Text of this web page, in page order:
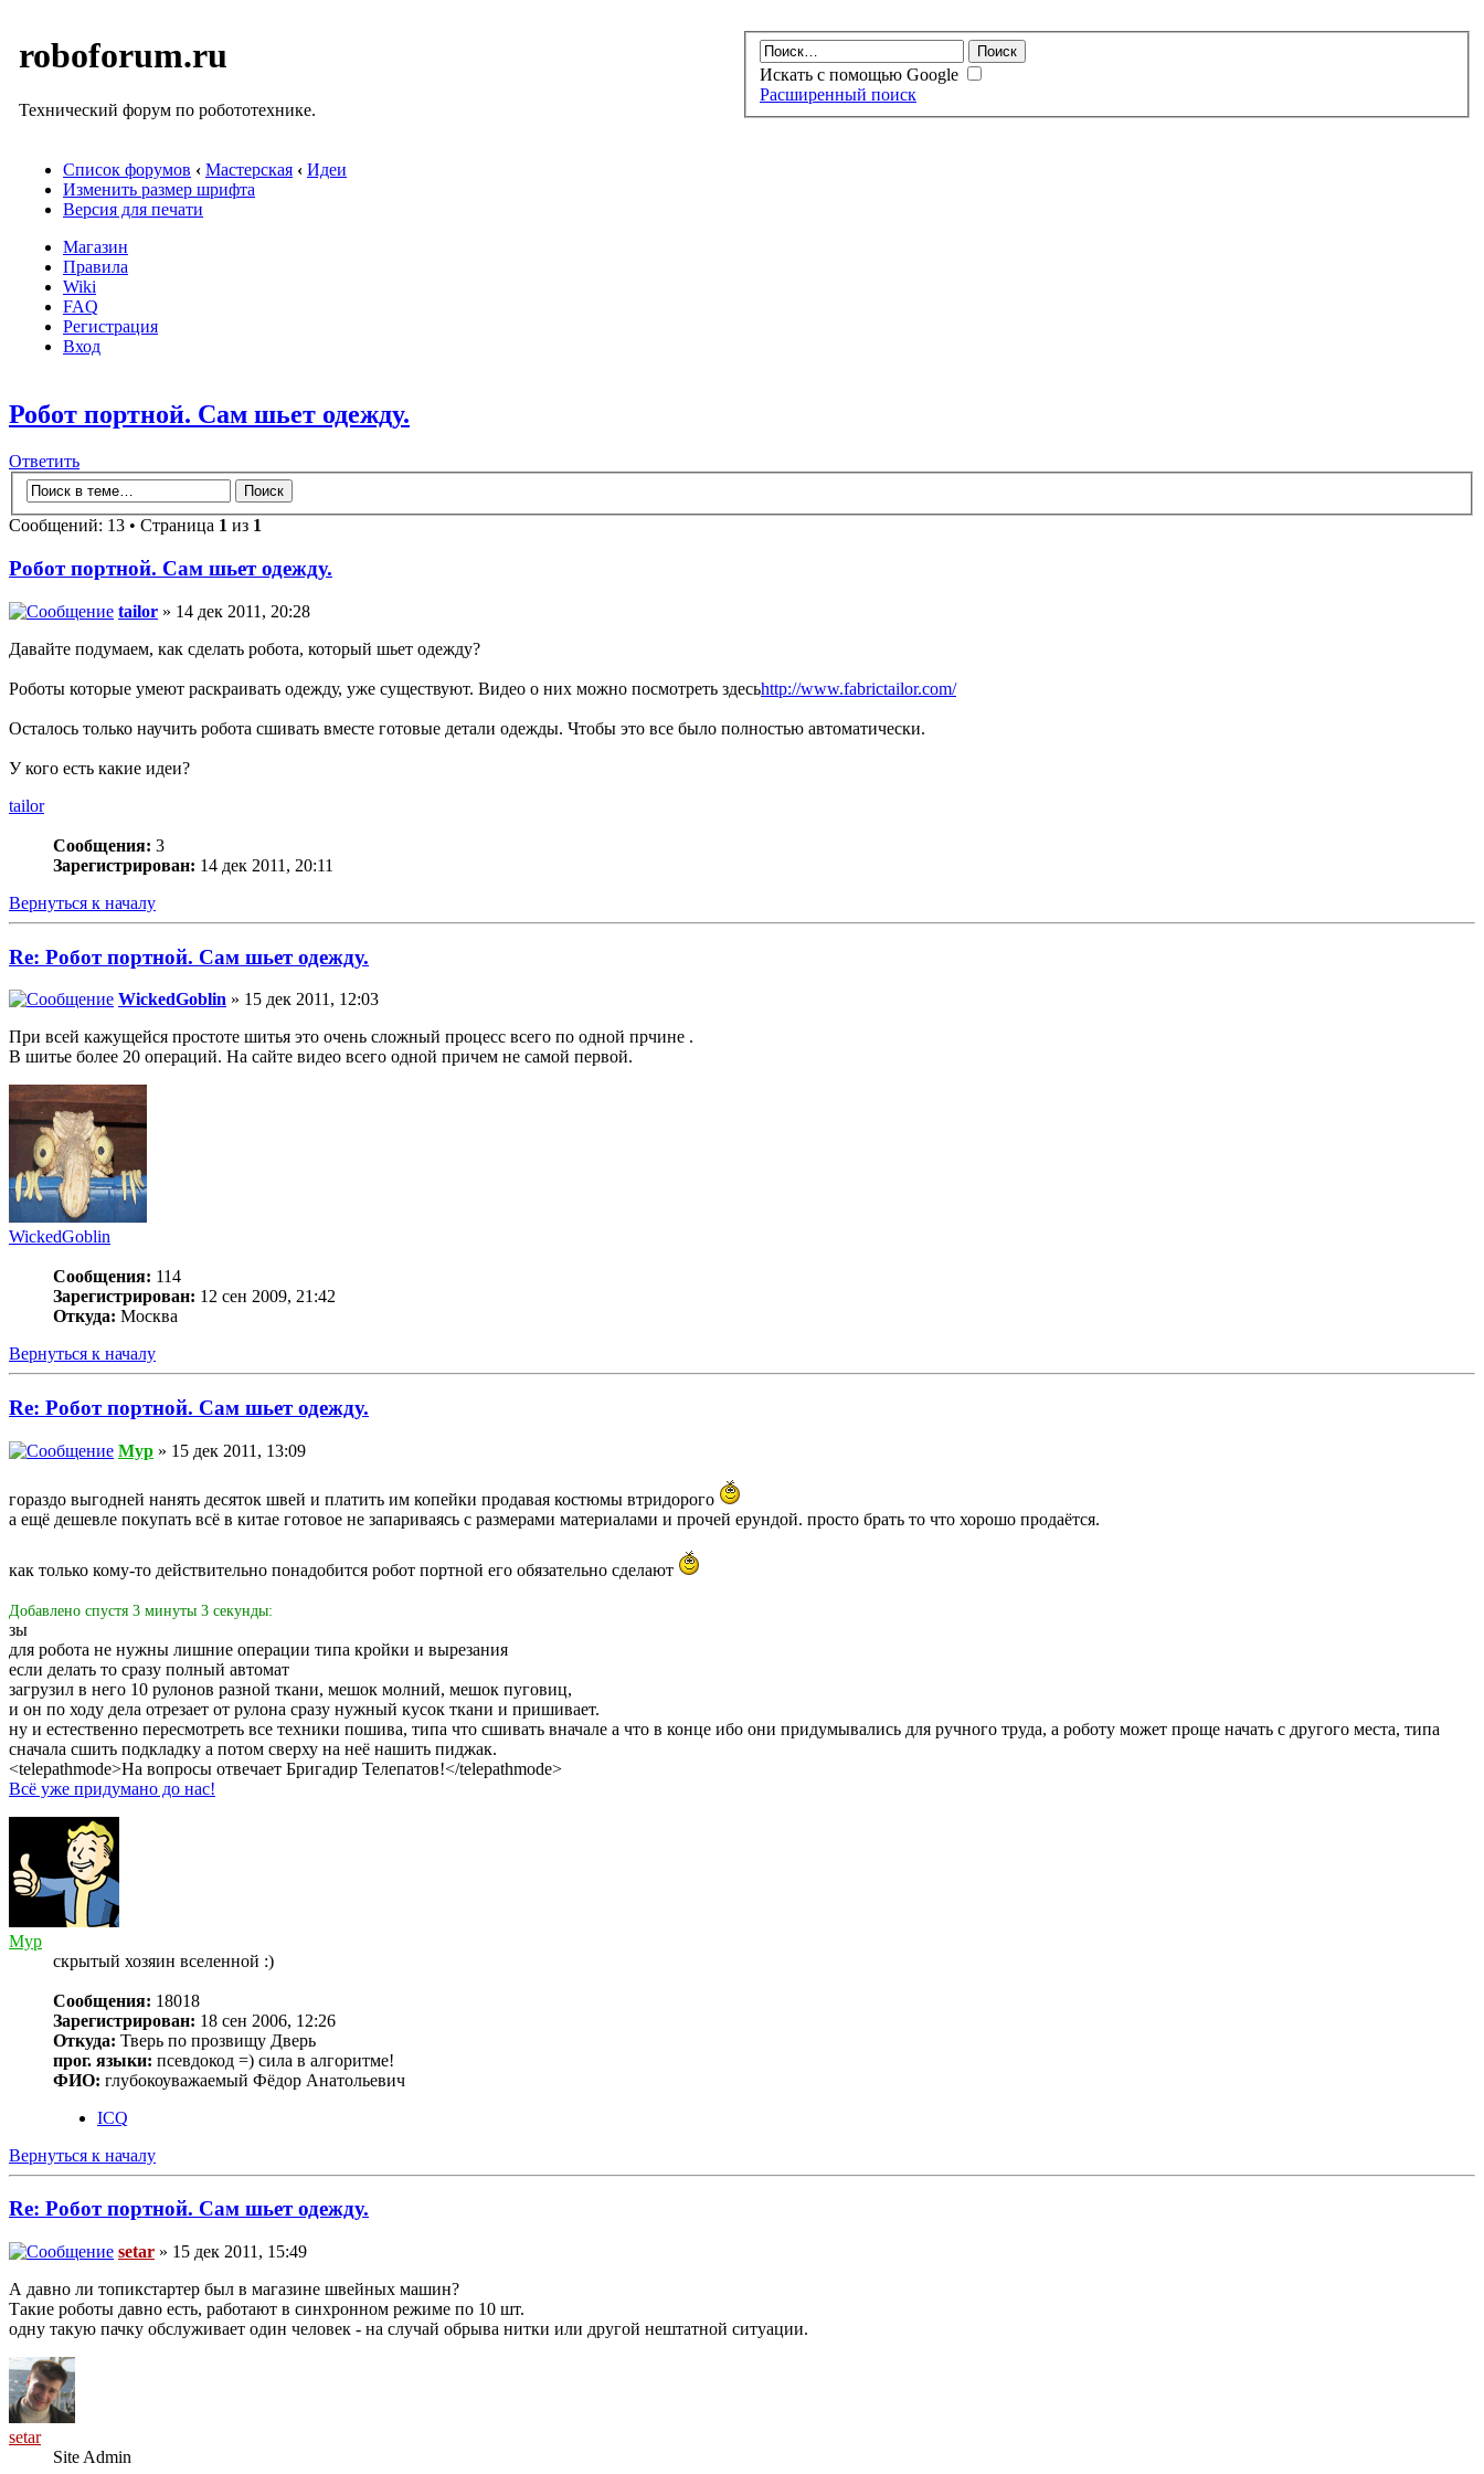
roboforum.ru
Технический форум по робототехнике.
Искать с помощью Google
Расширенный поиск
Список форумов ‹ Мастерская ‹ Идеи
Изменить размер шрифта
Версия для печати
Магазин
Правила
Wiki
FAQ
Регистрация
Вход
Робот портной. Сам шьет одежду.
Ответить
Сообщений: 13 • Страница 1 из 1
Робот портной. Сам шьет одежду.
tailor » 14 дек 2011, 20:28
Давайте подумаем, как сделать робота, который шьет одежду?
Роботы которые умеют раскраивать одежду, уже существуют. Видео о них можно посмотреть здесьhttp://www.fabrictailor.com/
Осталось только научить робота сшивать вместе готовые детали одежды. Чтобы это все было полностью автоматически.
У кого есть какие идеи?
tailor
Сообщения: 3
Зарегистрирован: 14 дек 2011, 20:11
Вернуться к началу
Re: Робот портной. Сам шьет одежду.
WickedGoblin » 15 дек 2011, 12:03
При всей кажущейся простоте шитья это очень сложный процесс всего по одной прчине .
В шитье более 20 операций. На сайте видео всего одной причем не самой первой.
WickedGoblin
Сообщения: 114
Зарегистрирован: 12 сен 2009, 21:42
Откуда: Москва
Вернуться к началу
Re: Робот портной. Сам шьет одежду.
Myp » 15 дек 2011, 13:09
гораздо выгодней нанять десяток швей и платить им копейки продавая костюмы втридорого
а ещё дешевле покупать всё в китае готовое не запариваясь с размерами материалами и прочей ерундой. просто брать то что хорошо продаётся.
как только кому-то действительно понадобится робот портной его обязательно сделают
Добавлено спустя 3 минуты 3 секунды:
зы
для робота не нужны лишние операции типа кройки и вырезания
если делать то сразу полный автомат
загрузил в него 10 рулонов разной ткани, мешок молний, мешок пуговиц,
и он по ходу дела отрезает от рулона сразу нужный кусок ткани и пришивает.
ну и естественно пересмотреть все техники пошива, типа что сшивать вначале а что в конце ибо они придумывались для ручного труда, а роботу может проще начать с другого места, типа
сначала сшить подкладку а потом сверху на неё нашить пиджак.
<telepathmode>На вопросы отвечает Бригадир Телепатов!</telepathmode>
Всё уже придумано до нас!
Myp
скрытый хозяин вселенной :)
Сообщения: 18018
Зарегистрирован: 18 сен 2006, 12:26
Откуда: Тверь по прозвищу Дверь
прог. языки: псевдокод =) сила в алгоритме!
ФИО: глубокоуважаемый Фёдор Анатольевич
ICQ
Вернуться к началу
Re: Робот портной. Сам шьет одежду.
setar » 15 дек 2011, 15:49
А давно ли топикстартер был в магазине швейных машин?
Такие роботы давно есть, работают в синхронном режиме по 10 шт.
одну такую пачку обслуживает один человек - на случай обрыва нитки или другой нештатной ситуации.
setar
Site Admin